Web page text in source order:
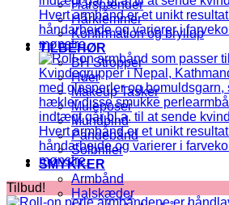
Hårspænder
Hårklemmer
Konfirmation og bryllup
TILBEHØR
BH Stropper
Huer
Makeup Tasker
Muleposer
Mundbind
Pandebånd
Solbriller
SMYKKER
Armbånd
Halskæder
Tilbud!